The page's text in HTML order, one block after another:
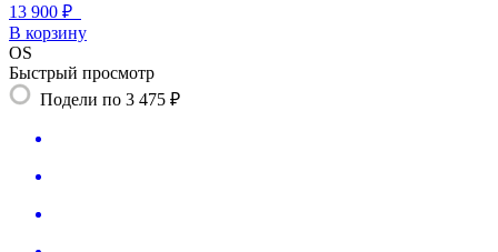
13 900 ₽
В корзину
OS
Быстрый просмотр
Подели по 3 475 ₽